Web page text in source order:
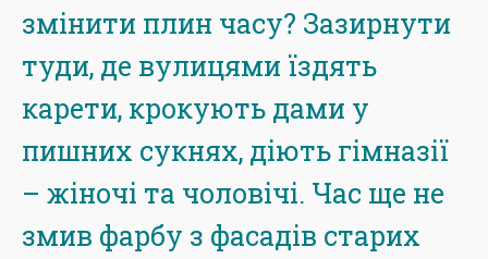
змінити плин часу? Зазирнути
туди, де вулицями їздять
карети, крокують дами у
пишних сукнях, діють гімназії
– жіночі та чоловічі. Час ще не
змив фарбу з фасадів старих